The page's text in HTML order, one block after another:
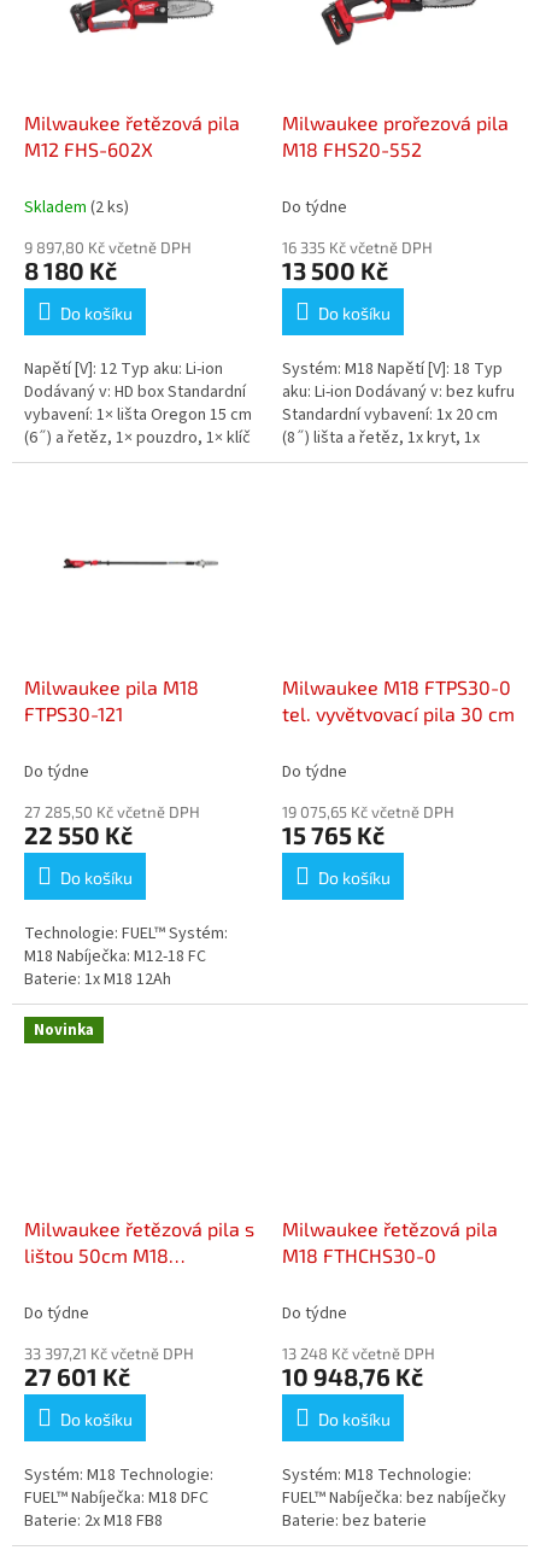
Milwaukee řetězová pila
M12 FHS-602X
Skladem (2 ks)
9 897,80 Kč včetně DPH
8 180 Kč
Do košíku
Napětí [V]: 12 Typ aku: Li-ion
Dodávaný v: HD box Standardní
vybavení: 1× lišta Oregon 15 cm
(6˝) a řetěz, 1× pouzdro, 1× klíč
Název: Varianta: M12...
Milwaukee prořezová pila
M18 FHS20-552
Do týdne
16 335 Kč včetně DPH
13 500 Kč
Do košíku
Systém: M18 Napětí [V]: 18 Typ
aku: Li-ion Dodávaný v: bez kufru
Standardní vybavení: 1x 20 cm
(8˝) lišta a řetěz, 1x kryt, 1x
šroub Název:...
Milwaukee pila M18
FTPS30-121
Do týdne
27 285,50 Kč včetně DPH
22 550 Kč
Do košíku
Technologie: FUEL™ Systém:
M18 Nabíječka: M12-18 FC
Baterie: 1x M18 12Ah
Milwaukee M18 FTPS30-0
tel. vyvětvovací pila 30 cm
Do týdne
19 075,65 Kč včetně DPH
15 765 Kč
Do košíku
Novinka
Milwaukee řetězová pila s
lištou 50cm M18
Do týdne
33 397,21 Kč včetně DPH
27 601 Kč
Do košíku
Systém: M18 Technologie:
FUEL™ Nabíječka: M18 DFC
Baterie: 2x M18 FB8
Milwaukee řetězová pila
M18 FTHCHS30-0
Do týdne
13 248 Kč včetně DPH
10 948,76 Kč
Do košíku
Systém: M18 Technologie:
FUEL™ Nabíječka: bez nabíječky
Baterie: bez baterie